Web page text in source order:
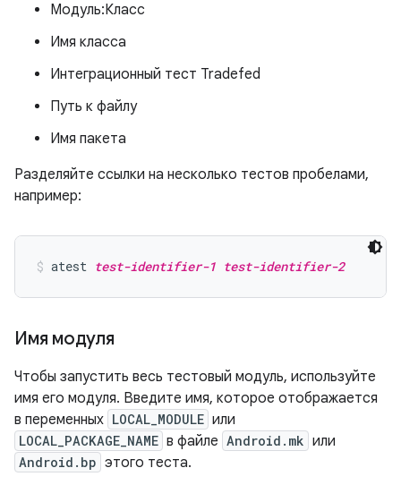
Модуль:Класс
Имя класса
Интеграционный тест Tradefed
Путь к файлу
Имя пакета
Разделяйте ссылки на несколько тестов пробелами,
например:
atest test-identifier-1 test-identifier-2
Имя модуля
Чтобы запустить весь тестовый модуль, используйте
имя его модуля. Введите имя, которое отображается
в переменных LOCAL_MODULE или
LOCAL_PACKAGE_NAME в файле Android.mk или
Android.bp этого теста.